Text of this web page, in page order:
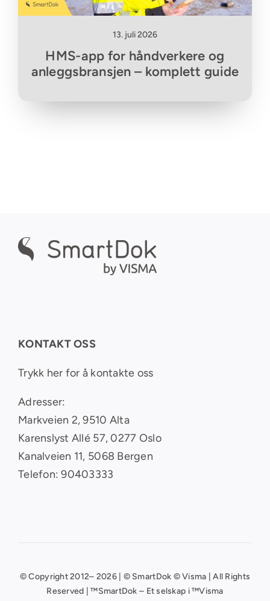
13. juli 2026
HMS-app for håndverkere og
anleggsbransjen – komplett guide
KONTAKT OSS
Trykk her for å kontakte oss
Adresser:
Markveien 2, 9510 Alta
Karenslyst Allé 57, 0277 Oslo
Kanalveien 11, 5068 Bergen
Telefon: 90403333
© Copyright 2012– 2026 | © SmartDok © Visma | All Rights
Reserved | ™SmartDok – Et selskap i ™Visma